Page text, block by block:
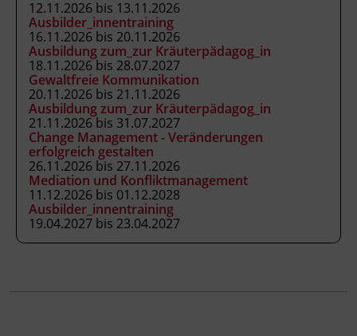
Ausbilder_innen und Mentor_innen
Mitarbeiter_innen, die interne
Weiterbildungen durchführen
Pädagogische Fachkräfte, die ihre
Kompetenzen in der
Erwachsenenbildung erweitern möchten
Personen in arbeitsmarktpolitischen
und sozialen Einrichtungen
Trainer_innen in AMS-Maßnahmen
Bildungsberater_innen
Sozialpädagog_innen
Mitarbeiter_innen in
Weiterbildungseinrichtungen
12.11.2026 bis 13.11.2026
Ausbilder_innentraining
16.11.2026 bis 20.11.2026
Ausbildung zum_zur Kräuterpädagog_in
18.11.2026 bis 28.07.2027
Gewaltfreie Kommunikation
20.11.2026 bis 21.11.2026
Ausbildung zum_zur Kräuterpädagog_in
21.11.2026 bis 31.07.2027
Change Management - Veränderungen
erfolgreich gestalten
26.11.2026 bis 27.11.2026
Mediation und Konfliktmanagement
11.12.2026 bis 01.12.2028
Ausbilder_innentraining
19.04.2027 bis 23.04.2027